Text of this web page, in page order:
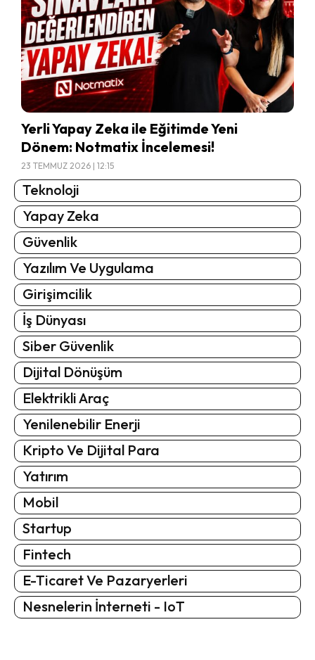
Yerli Yapay Zeka ile Eğitimde Yeni
Dönem: Notmatix İncelemesi!
23 TEMMUZ 2026 | 12:15
Teknoloji
Yapay Zeka
Güvenlik
Yazılım Ve Uygulama
Girişimcilik
İş Dünyası
Siber Güvenlik
Dijital Dönüşüm
Elektrikli Araç
Yenilenebilir Enerji
Kripto Ve Dijital Para
Yatırım
Mobil
Startup
Fintech
E-Ticaret Ve Pazaryerleri
Nesnelerin İnterneti - IoT